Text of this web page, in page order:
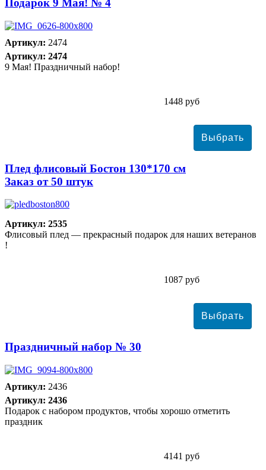
Подарок 9 Мая! № 4
Артикул: 2474
Артикул: 2474
9 Мая! Праздничный набор!
1448 руб
Плед флисовый Бостон 130*170 см
Заказ от 50 штук
Артикул: 2535
Флисовый плед — прекрасный подарок для наших ветеранов
!
1087 руб
Праздничный набор № 30
Артикул: 2436
Артикул: 2436
Подарок с набором продуктов, чтобы хорошо отметить
праздник
4141 руб